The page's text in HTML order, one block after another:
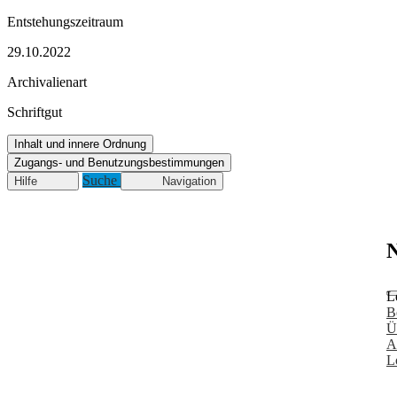
Entstehungszeitraum
29.10.2022
Archivalienart
Schriftgut
Inhalt und innere Ordnung
Zugangs- und Benutzungsbestimmungen
Hilfe
Suche Navigation